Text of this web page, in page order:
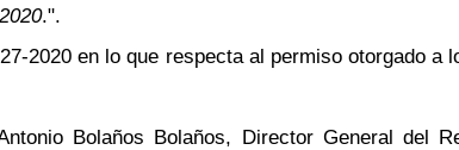
.".
2020 en lo que respecta al permiso otorgado a
Bolaños Bolaños, Director General del